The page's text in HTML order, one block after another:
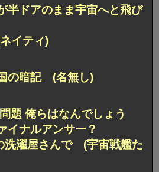
半ドアのまま宇宙へと飛び
イティ)
の暗記 (名無し)
題 俺らはなんでしょう
イナルアンサー？
洗濯屋さんで (宇宙戦艦た